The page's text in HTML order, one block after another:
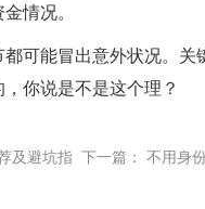
情况。
可能冒出意外状况。
你说是不是这个理？
及避坑指 下一篇： 不用身